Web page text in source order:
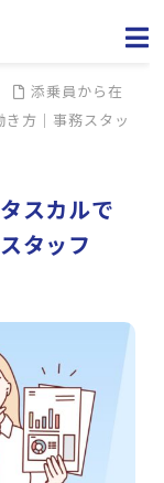
添乗員から在
方｜事務スタッ
スカルで
タッフ